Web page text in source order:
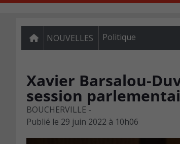
NOUVELLES Politique
Xavier Barsalou-
session
BOUCHERVILLE -
Publié le 29 juin 2022 à 10h06